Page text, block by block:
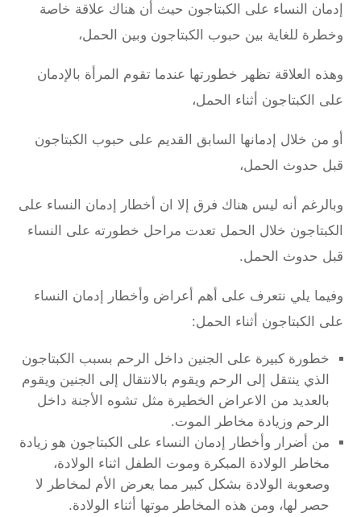
إدمان النساء على الكبتاجون حيث أن هناك علاقة خاصة
وخطرة للغاية بين حبوب الكبتاجون وبين الحمل،
وهذه العلاقة تظهر خطورتها عندما تقوم المرأة بالإدمان
على الكبتاجون أثناء الحمل،
أو من خلال إدمانها السابق القديم على حبوب الكبتاجون
قبل حدوث الحمل،
وبالرغم أنه ليس هناك فرق إلا ان أخطار إدمان النساء على
الكبتاجون خلال الحمل تعدت مراحل خطورته على النساء
قبل حدوث الحمل.
وفيما يلي نتعرف على أهم أعراض وأخطار إدمان النساء
على الكبتاجون أثناء الحمل:
خطورة كبيرة على الجنين داخل الرحم بسبب الكبتاجون
الذي ينتقل إلى الرحم ويقوم بالانتقال إلى الجنين ويقوم
بالعديد من الاعراض الخطيرة مثل تشوه الأجنة داخل
الرحم وزيادة مخاطر الموت.
من أضرار وأخطار إدمان النساء على الكبتاجون هو زيادة
مخاطر الولادة المبكرة وموت الطفل اثناء الولادة،
وصعوبة الولادة بشكل كبير مما يعرض الأم لمخاطر لا
حصر لها، ومن هذه المخاطر موتها أثناء الولادة.